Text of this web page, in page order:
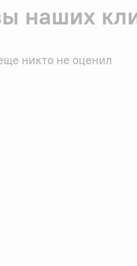
наших
никто не оценил